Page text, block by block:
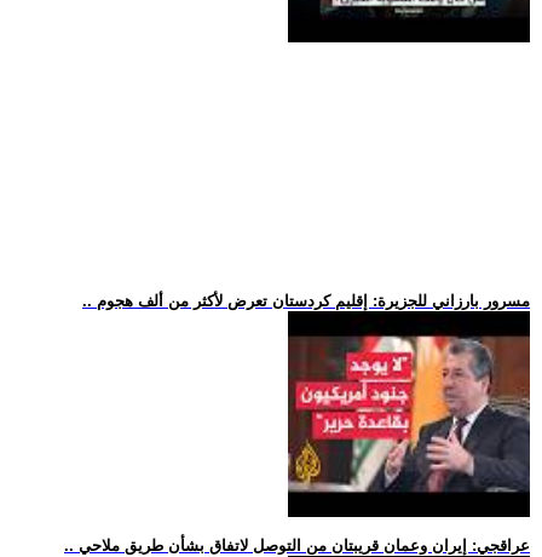
.. مسرور بارزاني للجزيرة: إقليم كردستان تعرض لأكثر من ألف هجوم
.. عراقجي: إيران وعمان قريبتان من التوصل لاتفاق بشأن طريق ملاحي